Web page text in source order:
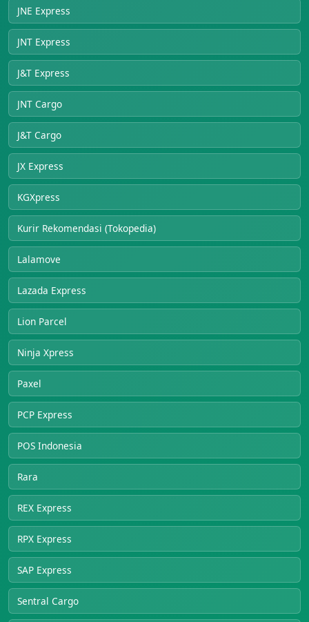
JNE Express
JNT Express
J&T Express
JNT Cargo
J&T Cargo
JX Express
KGXpress
Kurir Rekomendasi (Tokopedia)
Lalamove
Lazada Express
Lion Parcel
Ninja Xpress
Paxel
PCP Express
POS Indonesia
Rara
REX Express
RPX Express
SAP Express
Sentral Cargo